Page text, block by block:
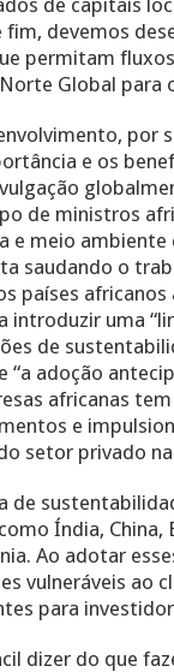
de capitais
fim, devemos
permitam
Global para
por
e os
de ministros
e meio ambiente
saudando o
países africanos
introduzir uma
de
“a adoção
africanas
e
setor privado na
de
Índia, China,
Ao adotar
vulneráveis ​​ao
para
dizer do que